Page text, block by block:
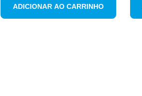
ADICIONAR AO CARRINHO